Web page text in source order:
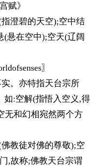
赋》
澄碧的天空);空中结
(悬在空中);空天(辽阔
〗
。亦特指天台宗所
如:空解(指悟入空义,得
无和幻相宛然两个方
教徒对佛的尊敬);空
,故称;佛教天台宗谓